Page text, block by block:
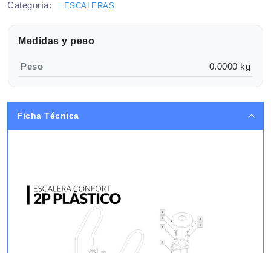
Categoría: ESCALERAS
Medidas y peso
Peso 0.0000 kg
Ficha Técnica